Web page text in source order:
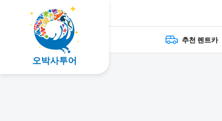
오박사투어
추천 렌트카